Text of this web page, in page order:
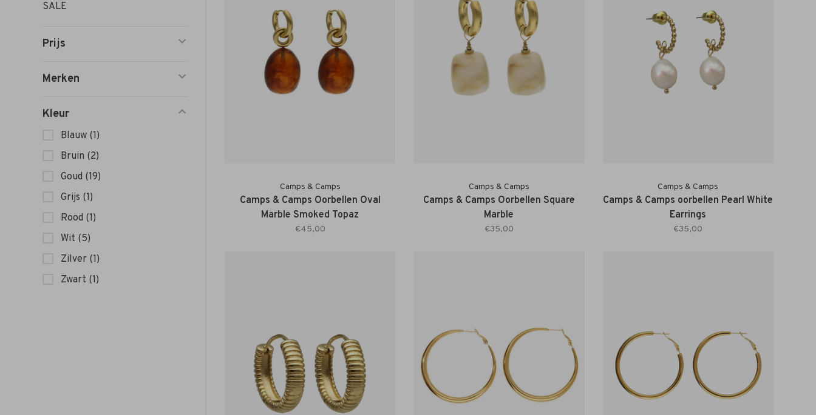
SALE
Prijs
Merken
Kleur
Blauw (1)
Bruin (2)
Goud (19)
Grijs (1)
Rood (1)
Wit (5)
Zilver (1)
Zwart (1)
Camps & Camps
Camps & Camps Oorbellen Oval
Marble Smoked Topaz
€45,00
Camps & Camps
Camps & Camps Oorbellen Square
Marble
€35,00
Camps & Camps
Camps & Camps oorbellen Pearl White
Earrings
€35,00